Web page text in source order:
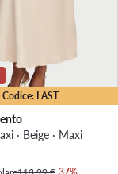
LAST
· Beige · Maxi